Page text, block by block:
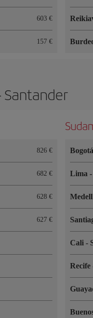
603 €
157 €
Santander
826 €
682 €
628 €
627 €
Lima
Cali-
Recife